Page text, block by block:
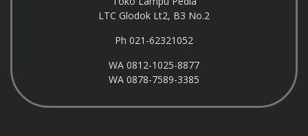
LTC Glodok Lt2, B3 No.2
Ph 021-62321052
WA 0812-1025-8877
WA 0878-7589-3385